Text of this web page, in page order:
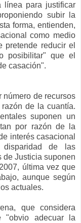
línea para justificar
subir la
forma, entienden,
como medio
pretende reducir el
posibilitar" que el
casación".
número de recursos
de la cuantía.
suponen un
por razón de la
interés casacional
de las
de Justicia suponen
última vez que
aunque según
actuales.
que considera
"obvio adecuar la